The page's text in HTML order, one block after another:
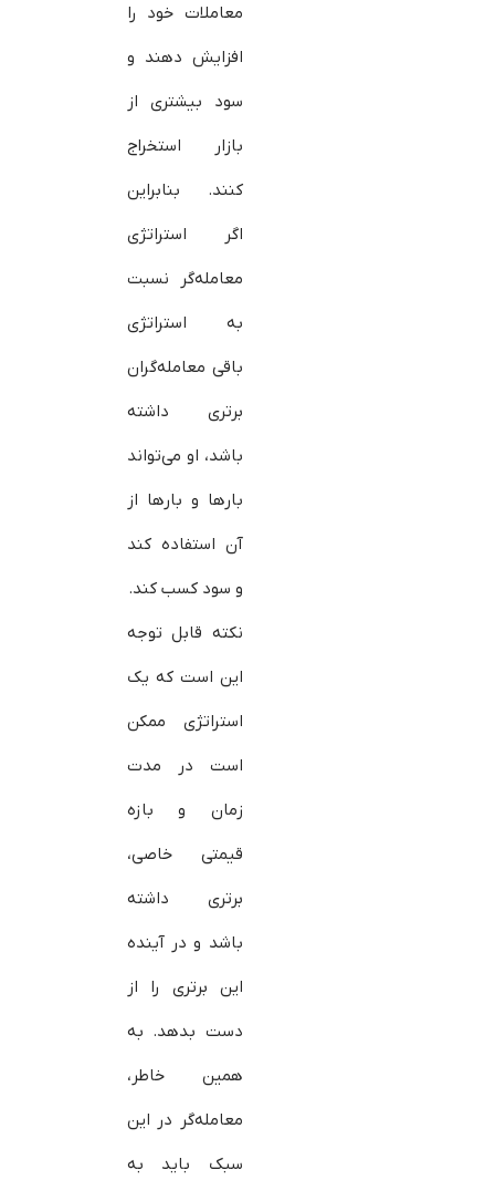
معاملات خود را
افزایش دهند و
سود بیشتری از
بازار استخراج
کنند. بنابراین
اگر استراتژی
معامله‌گر نسبت
به استراتژی
باقی معامله‌گران
برتری داشته
باشد، او می‌تواند
بارها و بارها از
آن استفاده کند
و سود کسب کند.
نکته قابل توجه
این است که یک
استراتژی ممکن
است در مدت
زمان و بازه
قیمتی خاصی،
برتری داشته
باشد و در آینده
این برتری را از
دست بدهد. به
همین خاطر،
معامله‌گر در این
سبک باید به